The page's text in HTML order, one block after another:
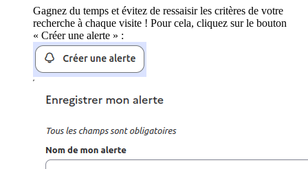
Gagnez du temps et évitez de ressaisir les critères de votre
recherche à chaque visite ! Pour cela, cliquez sur le bouton
« Créer une alerte » :